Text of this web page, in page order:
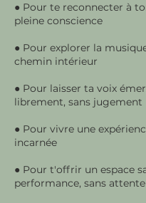
● Pour te reconnecter à
pleine conscience
● Pour explorer la
chemin intérieur
● Pour laisser ta voix
librement, sans jugement
● Pour vivre une
incarnée
● Pour t'offrir un espace
performance, sans attente